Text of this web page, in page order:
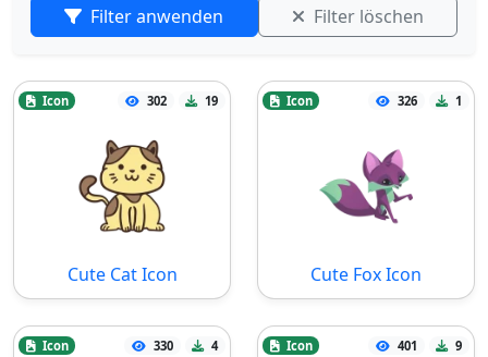
Filter anwenden Filter löschen
Icon 302 19
Cute Cat Icon
Icon 326 1
Cute Fox Icon
Icon 330 4 Icon 401 9